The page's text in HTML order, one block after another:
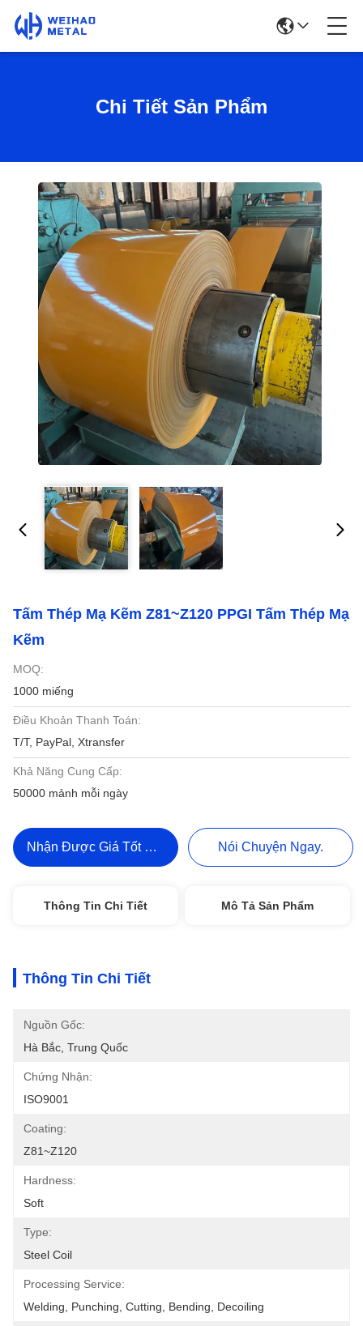
Chi Tiết Sản Phẩm
Tấm Thép Mạ Kẽm Z81~Z120 PPGI Tấm Thép Mạ
Kẽm
MOQ:
1000 miếng
Điều Khoản Thanh Toán:
T/T, PayPal, Xtransfer
Khả Năng Cung Cấp:
50000 mảnh mỗi ngày
Nhận Được Giá Tốt Nhất Nói Chuyện Ngay.
Thông Tin Chi Tiết Mô Tả Sản Phẩm
Thông Tin Chi Tiết
Nguồn Gốc:
Hà Bắc, Trung Quốc
Chứng Nhận:
ISO9001
Coating:
Z81~Z120
Hardness:
Soft
Type:
Steel Coil
Processing Service:
Welding, Punching, Cutting, Bending, Decoiling